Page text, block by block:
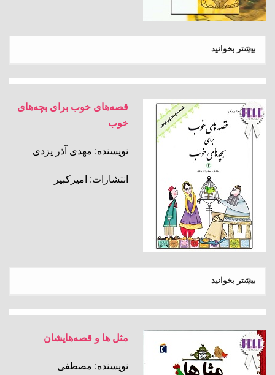
بیشتر بخوانید
قصه‌های خوب برای بچه‌های
خوب
نویسنده: مهدی آذر یزدی
انتشارات: امیرکبیر
بیشتر بخوانید
مثل ها و قصه‌هایشان
نویسنده: مصطفی